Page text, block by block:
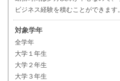
ビジネス経験を積むことができます。
対象学年
全学年
大学１年生
大学２年生
大学３年生